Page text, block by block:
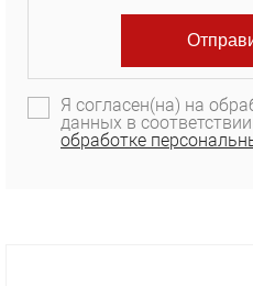
Я согласен(на) на
данных в
обработке